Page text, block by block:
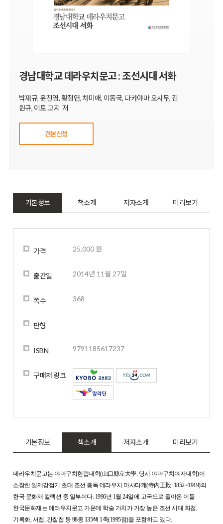
경남대학교 데라우치문고 : 조선시대 서화
박재규, 윤진영, 황정연, 차미애, 이동국, 다카야마 오사무, 김
원규, 이토 고지 저
견본신청
기본정보 책소개 저자소개 미리보기
가격 25,000 원
출간일 2014년 11월 27일
쪽수 368
판형
ISBN 9791185617237
구매처 링크
기본정보 책소개 저자소개 미리보기
데라우치문고는 야마구치현립대학(山口縣立大學: 당시 야마구치여자대학)이
소장한 일제강점기 초대 조선 총독 데라우치 마사타케(寺內正毅: 1852~1919)의
한국 문화재 컬렉션 중 일부이다. 1996년 1월 24일에 고국으로 돌아온 이들
한국문화재는 데라우치문고 가운데 학술 가치가 가장 높은 조선 시대 화첩,
기록화, 서첩, 간찰첩 등 98종 135책 1축(1995점)을 포함하고 있다.